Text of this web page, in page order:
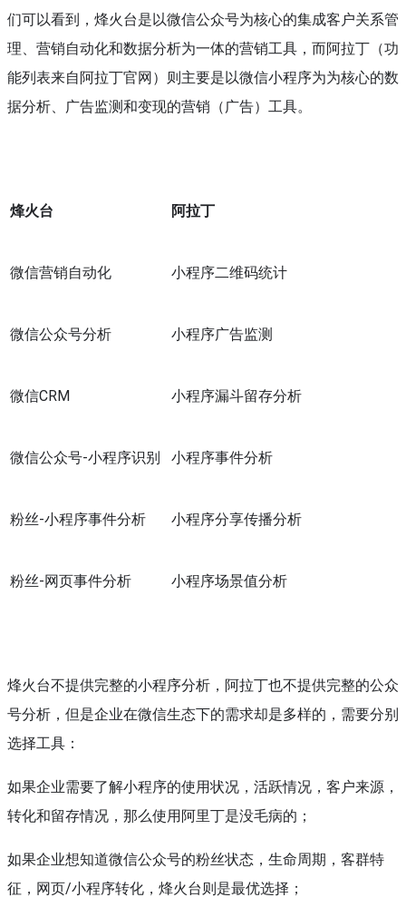
们可以看到，烽火台是以微信公众号为核心的集成客户关系管
理、营销自动化和数据分析为一体的营销工具，而阿拉丁（功
能列表来自阿拉丁官网）则主要是以微信小程序为为核心的数
据分析、广告监测和变现的营销（广告）工具。
烽火台 阿拉丁
微信营销自动化 小程序二维码统计
微信公众号分析 小程序广告监测
微信CRM 小程序漏斗留存分析
微信公众号-小程序识别 小程序事件分析
粉丝-小程序事件分析 小程序分享传播分析
粉丝-网页事件分析 小程序场景值分析
烽火台不提供完整的小程序分析，阿拉丁也不提供完整的公众
号分析，但是企业在微信生态下的需求却是多样的，需要分别
选择工具：
如果企业需要了解小程序的使用状况，活跃情况，客户来源，
转化和留存情况，那么使用阿里丁是没毛病的；
如果企业想知道微信公众号的粉丝状态，生命周期，客群特
征，网页/小程序转化，烽火台则是最优选择；